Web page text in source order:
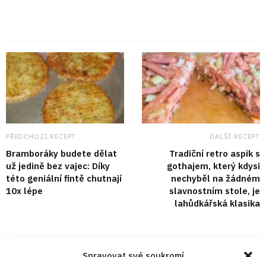
PŘEDCHOZÍ RECEPT
Bramboráky budete dělat
už jedině bez vajec: Díky
této geniální fintě chutnají
10x lépe
DALŠÍ RECEPT
Tradiční retro aspik s
gothajem, který kdysi
nechyběl na žádném
slavnostním stole, je
lahůdkářská klasika
VYZKOUŠEJTE TAKÉ